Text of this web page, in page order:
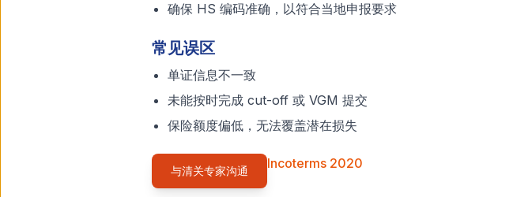
确保 HS 编码准确，以符合当地申报要求
常见误区
单证信息不一致
未能按时完成 cut-off 或 VGM 提交
保险额度偏低，无法覆盖潜在损失
与清关专家沟通 Incoterms 2020